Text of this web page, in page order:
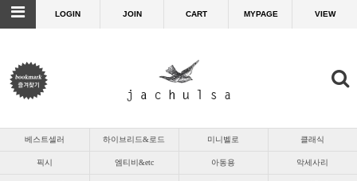
LOGIN JOIN CART MYPAGE VIEW
베스트셀러 하이브리드&로드 미니벨로 클래식
픽시 엠티비&etc 아동용 악세사리